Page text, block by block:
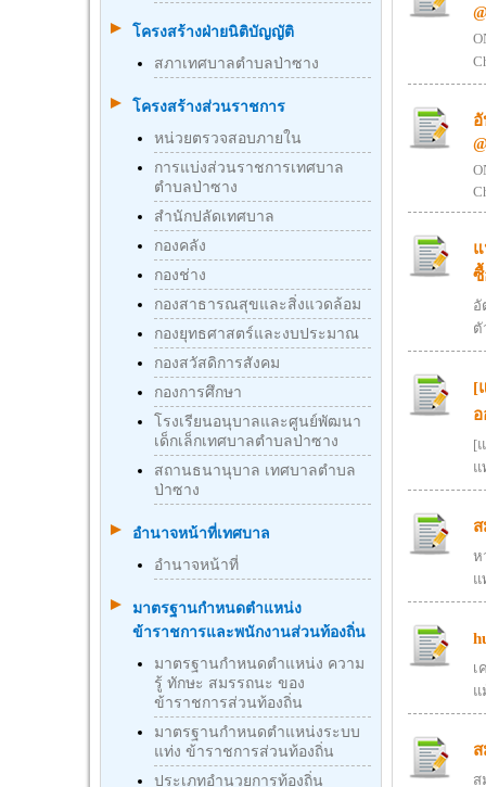
โครงสร้างฝ่ายนิติบัญญัติ
สภาเทศบาลตำบลป่าซาง
โครงสร้างส่วนราชการ
หน่วยตรวจสอบภายใน
การแบ่งส่วนราชการเทศบาล
ตำบลป่าซาง
สำนักปลัดเทศบาล
กองคลัง
กองช่าง
กองสาธารณสุขและสิ่งแวดล้อม
กองยุทธศาสตร์และงบประมาณ
กองสวัสดิการสังคม
กองการศึกษา
โรงเรียนอนุบาลและศูนย์พัฒนา
เด็กเล็กเทศบาลตำบลป่าซาง
สถานธนานุบาล เทศบาลตำบล
ป่าซาง
อำนาจหน้าที่เทศบาล
อำนาจหน้าที่
มาตรฐานกําหนดตําแหน่ง
ข้าราชการและพนักงานส่วนท้องถิ่น
มาตรฐานกำหนดตำแหน่ง ความ
รู้ ทักษะ สมรรถนะ ของ
ข้าราชการส่วนท้องถิ่น
มาตรฐานกำหนดตำแหน่งระบบ
แท่ง ข้าราชการส่วนท้องถิ่น
ประเภทอำนวยการท้องถิ่น
ซื้
อั
ตั
[
[
แ
ห
แ
เ
แ
ส